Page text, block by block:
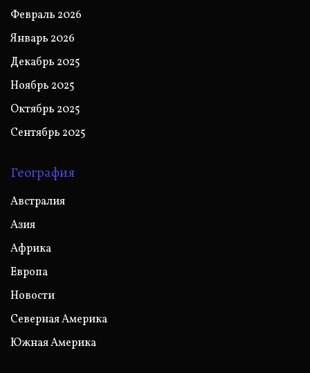
Февраль 2026
Январь 2026
Декабрь 2025
Ноябрь 2025
Октябрь 2025
Сентябрь 2025
География
Австралия
Азия
Африка
Европа
Новости
Северная Америка
Южная Америка